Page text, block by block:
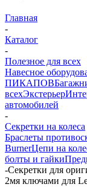
Главная
-
Каталог
-
Полезное для всех
Навесное
ПИКАПОВ
всехЭкстерьер
автомобилей
-
Секретки на колеса
Браслеты
BurnerЦепи на
болты и гайки
-Секретки для
2мя ключами для